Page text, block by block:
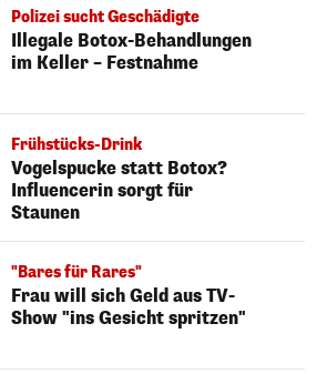
Polizei sucht Geschädigte
Illegale Botox-Behandlungen
im Keller – Festnahme
Frühstücks-Drink
Vogelspucke statt Botox?
Influencerin sorgt für
Staunen
"Bares für Rares"
Frau will sich Geld aus TV-
Show "ins Gesicht spritzen"